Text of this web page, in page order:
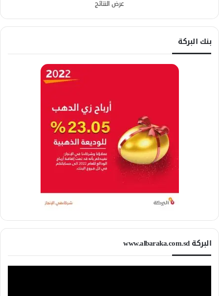
عرض النتائج
بنك البركة
البركة www.albaraka.com.sd